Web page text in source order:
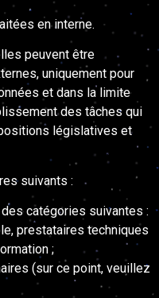
en interne.
peuvent être
uniquement pour
et dans la limite
des tâches qui
législatives et
suivants :
catégories suivantes :
prestataires techniques
;
(sur ce point, veuillez